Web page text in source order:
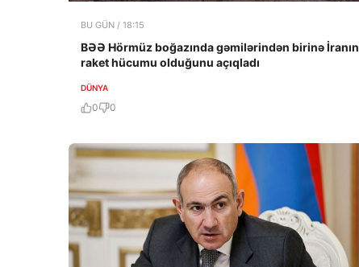
BU GÜN / 18:15
BƏƏ Hörmüz boğazında gəmilərindən birinə İranın
raket hücumu olduğunu açıqladı
DÜNYA
0 0